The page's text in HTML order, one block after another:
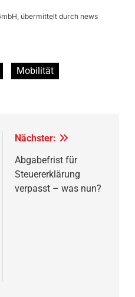
übermittelt durch news
Mobilität
Nächster:
Abgabefrist für
Steuererklärung
verpasst – was nun?